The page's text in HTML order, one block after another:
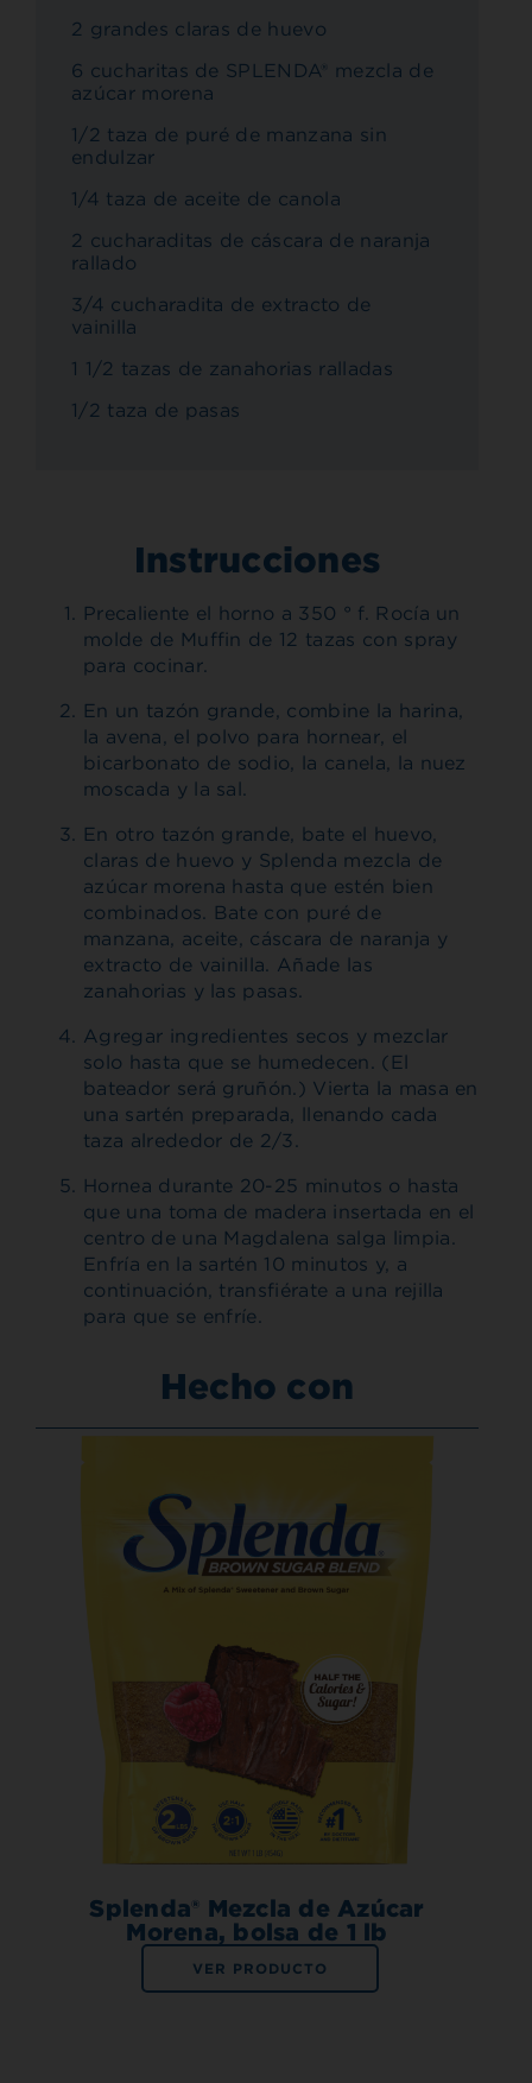
2 grandes claras de huevo
6 cucharitas de SPLENDA® mezcla de
azúcar morena
1/2 taza de puré de manzana sin
endulzar
1/4 taza de aceite de canola
2 cucharaditas de cáscara de naranja
rallado
3/4 cucharadita de extracto de
vainilla
1 1/2 tazas de zanahorias ralladas
1/2 taza de pasas
Instrucciones
Precaliente el horno a 350 ° f. Rocía un
molde de Muffin de 12 tazas con spray
para cocinar.
En un tazón grande, combine la harina,
la avena, el polvo para hornear, el
bicarbonato de sodio, la canela, la nuez
moscada y la sal.
En otro tazón grande, bate el huevo,
claras de huevo y Splenda mezcla de
azúcar morena hasta que estén bien
combinados. Bate con puré de
manzana, aceite, cáscara de naranja y
extracto de vainilla. Añade las
zanahorias y las pasas.
Agregar ingredientes secos y mezclar
solo hasta que se humedecen. (El
bateador será gruñón.) Vierta la masa en
una sartén preparada, llenando cada
taza alrededor de 2/3.
Hornea durante 20-25 minutos o hasta
que una toma de madera insertada en el
centro de una Magdalena salga limpia.
Enfría en la sartén 10 minutos y, a
continuación, transfiérate a una rejilla
para que se enfríe.
Hecho con
Splenda® Mezcla de Azúcar
Morena, bolsa de 1 lb
VER PRODUCTO